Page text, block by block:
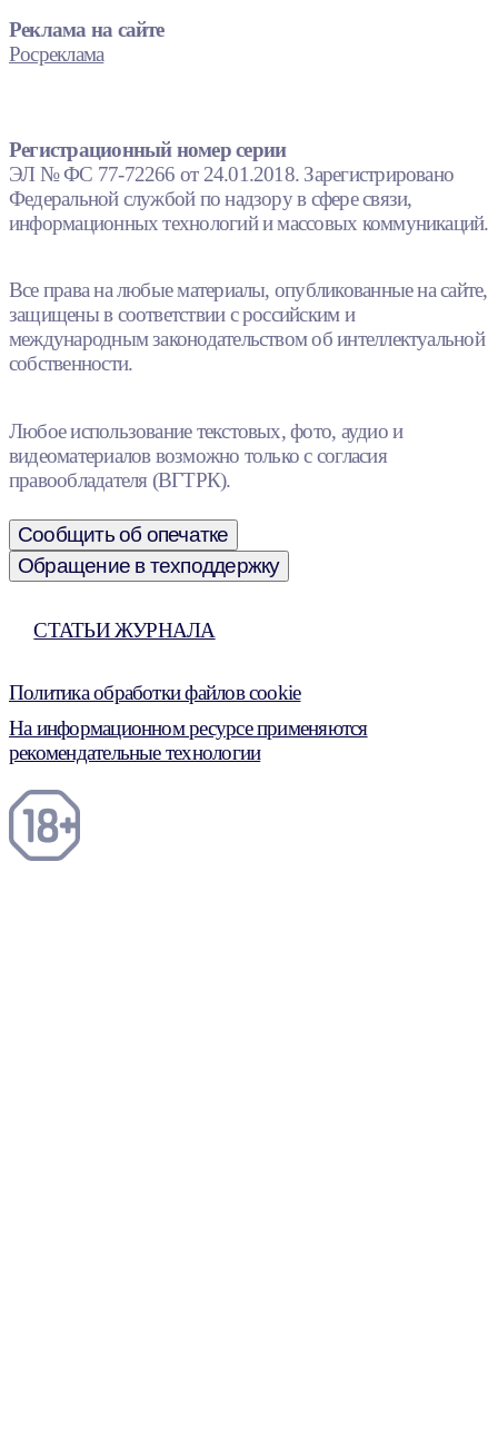
Реклама на сайте
Росреклама
Регистрационный номер серии
ЭЛ № ФС 77-72266 от 24.01.2018. Зарегистрировано
Федеральной службой по надзору в сфере связи,
информационных технологий и массовых коммуникаций.
Все права на любые материалы, опубликованные на сайте,
защищены в соответствии с российским и
международным законодательством об интеллектуальной
собственности.
Любое использование текстовых, фото, аудио и
видеоматериалов возможно только с согласия
правообладателя (ВГТРК).
Сообщить об опечатке
Обращение в техподдержку
СТАТЬИ ЖУРНАЛА
Политика обработки файлов cookie
На информационном ресурсе применяются
рекомендательные технологии